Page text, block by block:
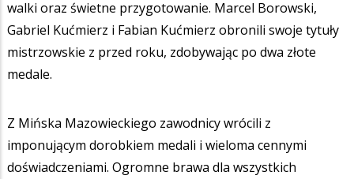
walki oraz świetne przygotowanie. Marcel Borowski,
Gabriel Kućmierz i Fabian Kućmierz obronili swoje tytuły
mistrzowskie z przed roku, zdobywając po dwa złote
medale.
Z Mińska Mazowieckiego zawodnicy wrócili z
imponującym dorobkiem medali i wieloma cennymi
doświadczeniami. Ogromne brawa dla wszystkich